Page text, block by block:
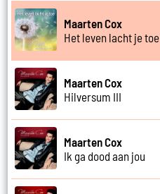
Maarten Cox
Het leven lacht je toe
Maarten Cox
Hilversum III
Maarten Cox
Ik ga dood aan jou